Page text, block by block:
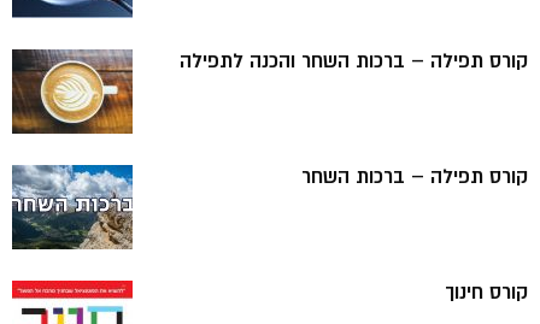
קורס תפילה – ברכות השחר והכנה לתפילה
קורס תפילה – ברכות השחר
קורס חינוך